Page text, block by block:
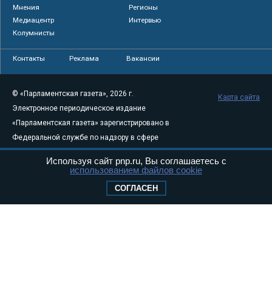
Мнения
Регионы
Медиацентр
Интервью
Колумнисты
Контакты Реклама Вакансии
© «Парламентская газета», 2026 г.
Электронное периодическое издание
«Парламентская газета» зарегистрировано в
Федеральной службе по надзору в сфере
связи, информационных технологий и
массовых коммуникаций (Роскомнадзор) 05
Свидетельство о регистрации Эл № ФС77-
Карта сайта
Используя сайт pnp.ru, Вы соглашаетесь с
использованием файлов cookie
СОГЛАСЕН